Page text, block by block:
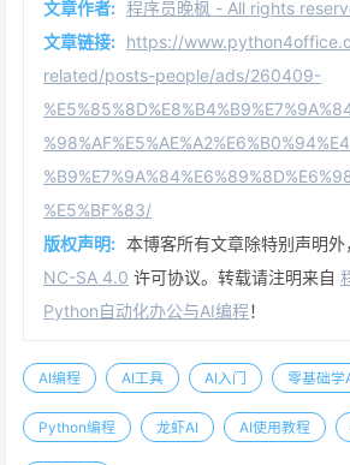
文章作者: 程序员晚枫 - All rights
文章链接: https://
related/posts-people/ads/260409-
%E5%BF%83/
版权声明: 本博客所有文章除特别声明外
NC-SA 4.0 许可协议。转载请注明来自
Python自动化办公与AI编程！
AI编程 AI工具 AI入门 零基础学
Python编程 龙虾AI AI使用教程